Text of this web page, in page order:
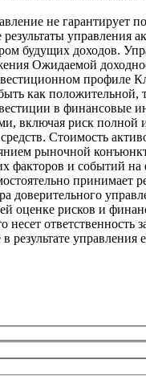
не гарантирует
управления
будущих доходов.
Ожидаемой
профиле
как положительной,
в финансовые
включая риск полной
Стоимость
рыночной
факторов и событий
принимает
доверительного
оценке рисков и
несет ответственность
результате управления